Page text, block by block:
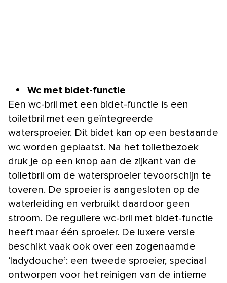
Wc met bidet-functie
Een wc-bril met een bidet-functie is een
toiletbril met een geïntegreerde
watersproeier. Dit bidet kan op een bestaande
wc worden geplaatst. Na het toiletbezoek
druk je op een knop aan de zijkant van de
toiletbril om de watersproeier tevoorschijn te
toveren. De sproeier is aangesloten op de
waterleiding en verbruikt daardoor geen
stroom. De reguliere wc-bril met bidet-functie
heeft maar één sproeier. De luxere versie
beschikt vaak ook over een zogenaamde
‘ladydouche’: een tweede sproeier, speciaal
ontworpen voor het reinigen van de intieme